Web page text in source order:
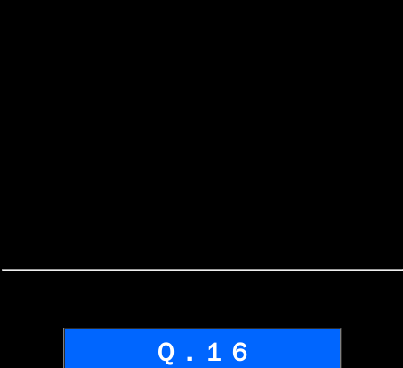
Ｑ．１６